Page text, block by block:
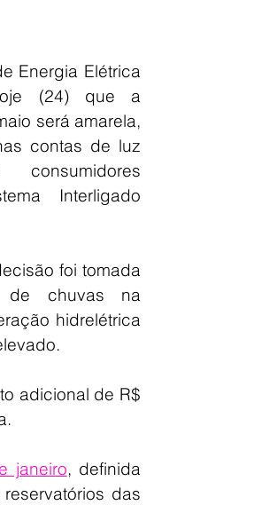
Energia Elétrica
(24) que a
será amarela,
contas de luz
Interligado
foi tomada
de chuvas na
hidrelétrica
adicional de R$
janeiro, definida
das